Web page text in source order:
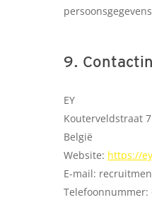
9.
EY
Kouterveldstraat
België
Website: https://
E-mail:
Telefoonnummer: